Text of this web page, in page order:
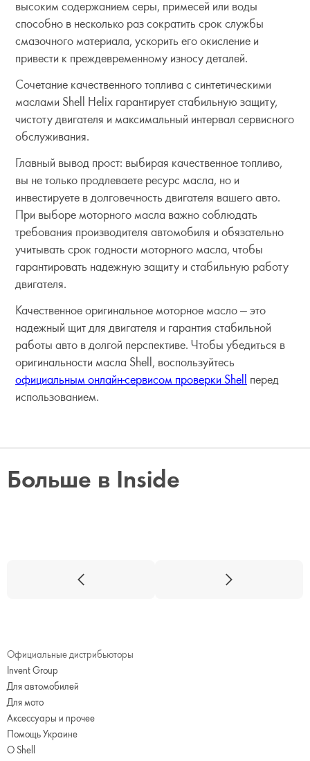
высоким содержанием серы, примесей или воды
способно в несколько раз сократить срок службы
смазочного материала, ускорить его окисление и
привести к преждевременному износу деталей.
Сочетание качественного топлива с синтетическими
маслами Shell Helix гарантирует стабильную защиту,
чистоту двигателя и максимальный интервал сервисного
обслуживания.
Главный вывод прост: выбирая качественное топливо,
вы не только продлеваете ресурс масла, но и
инвестируете в долговечность двигателя вашего авто.
При выборе моторного масла важно соблюдать
требования производителя автомобиля и обязательно
учитывать срок годности моторного масла, чтобы
гарантировать надежную защиту и стабильную работу
двигателя.
Качественное оригинальное моторное масло — это
надежный щит для двигателя и гарантия стабильной
работы авто в долгой перспективе. Чтобы убедиться в
оригинальности масла Shell, воспользуйтесь
официальным онлайн-сервисом проверки Shell перед
использованием.
Больше в Inside
Официальные дистрибьюторы
Invent Group
Для автомобилей
Для мото
Аксессуары и прочее
Помощь Украине
О Shell